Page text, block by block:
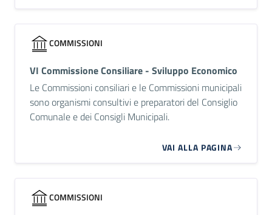
COMMISSIONI
VI Commissione Consiliare - Sviluppo Economico
Le Commissioni consiliari e le Commissioni municipali
sono organismi consultivi e preparatori del Consiglio
Comunale e dei Consigli Municipali.
VAI ALLA PAGINA
COMMISSIONI